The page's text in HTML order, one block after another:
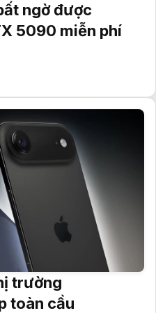
ngờ được
5090 miễn phí
trường
toàn cầu